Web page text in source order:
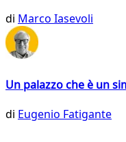
di Marco Iasevoli
Un palazzo che è un
di Eugenio Fatigante